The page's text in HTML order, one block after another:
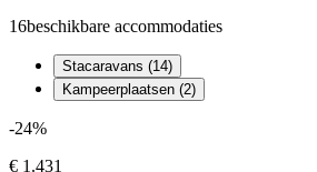
16beschikbare accommodaties
Stacaravans (14)
Kampeerplaatsen (2)
-24%
€ 1.431